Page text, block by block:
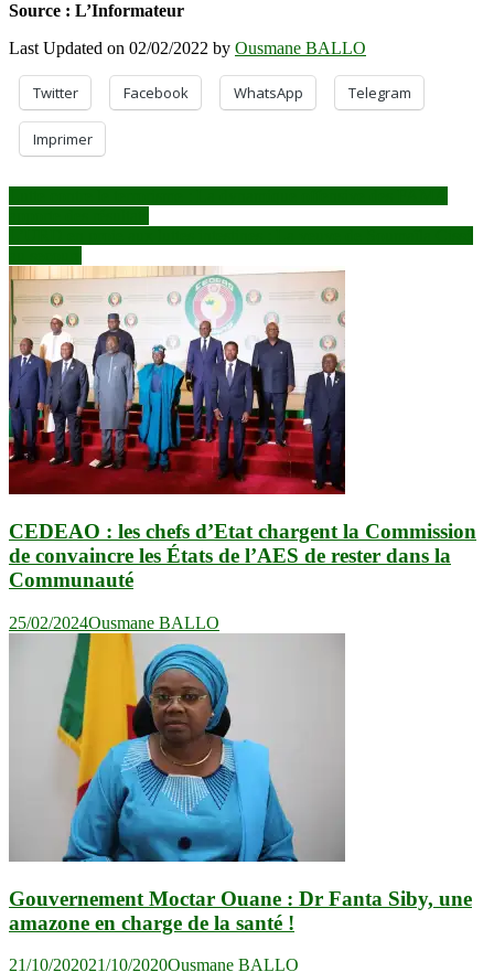
Source : L’Informateur
Last Updated on 02/02/2022 by Ousmane BALLO
Twitter Facebook WhatsApp Telegram
Imprimer
Navigation
de
l’article
CEDEAO : les chefs d’Etat chargent la Commission
de convaincre les États de l’AES de rester dans la
Communauté
25/02/2024Ousmane BALLO
Gouvernement Moctar Ouane : Dr Fanta Siby, une
amazone en charge de la santé !
21/10/202021/10/2020Ousmane BALLO